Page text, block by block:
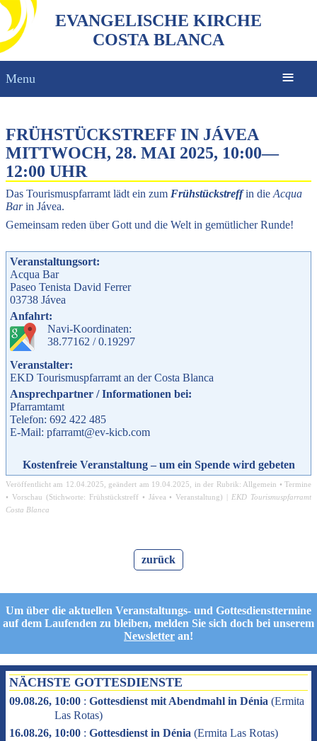
EVANGELISCHE KIRCHE
COSTA BLANCA
Menu
FRÜHSTÜCKSTREFF IN JÁVEA
MITTWOCH, 28. MAI 2025, 10:00—
12:00 UHR
Das Tourismuspfarramt lädt ein zum Frühstückstreffin die Acqua
Barin Jávea.
Gemeinsam reden über Gott und die Welt in gemütlicher Runde!
Veranstaltungsort:
Acqua Bar
Paseo Tenista David Ferrer
03738 Jávea
Anfahrt:
Navi-Koordinaten:
38.77162 / 0.19297
Veranstalter:
EKD Tourismuspfarramt an der Costa Blanca
Ansprechpartner / Informationen bei:
Pfarramtamt
Telefon: 692 422 485
E-Mail: pfarramt@ev-kicb.com
Kostenfreie Veranstaltung – um ein Spende wird gebeten
Veröffentlicht am 12.04.2025 , geändert am 19.04.2025 , in der Rubrik: Allgemein •Termine
• Vorschau (Stichworte: Frühstückstreff• Jávea • Veranstaltung) | EKD Tourismuspfarramt
Costa Blanca
zurück
Um über die aktuellen Veranstaltungs- und Gottesdiensttermine
auf dem Laufenden zu bleiben, melden Sie sich doch bei unserem
Newsletter an!
NÄCHSTE GOTTESDIENSTE
09.08.26, 10:00 : Gottesdienst mit Abendmahl in Dénia (Ermita
Las Rotas)
16.08.26, 10:00 : Gottesdienst in Dénia (Ermita Las Rotas)